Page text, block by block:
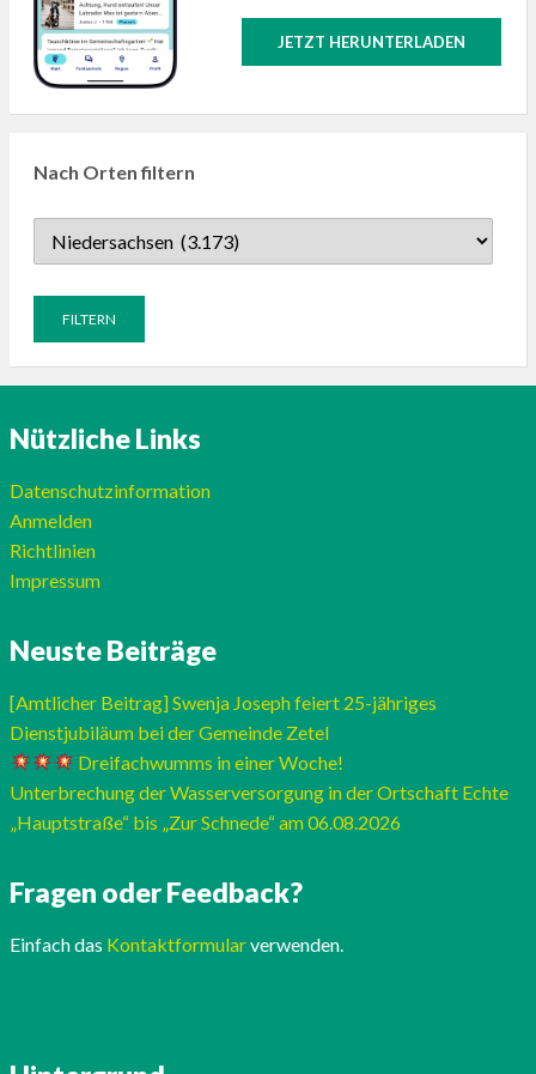
JETZT HERUNTERLADEN
Nach Orten filtern
Nützliche Links
Datenschutzinformation
Anmelden
Richtlinien
Impressum
Neuste Beiträge
[Amtlicher Beitrag] Swenja Joseph feiert 25-jähriges
Dienstjubiläum bei der Gemeinde Zetel
Dreifachwumms in einer Woche!
Unterbrechung der Wasserversorgung in der Ortschaft Echte
„Hauptstraße“ bis „Zur Schnede“ am 06.08.2026
Fragen oder Feedback?
Einfach das Kontaktformularverwenden.